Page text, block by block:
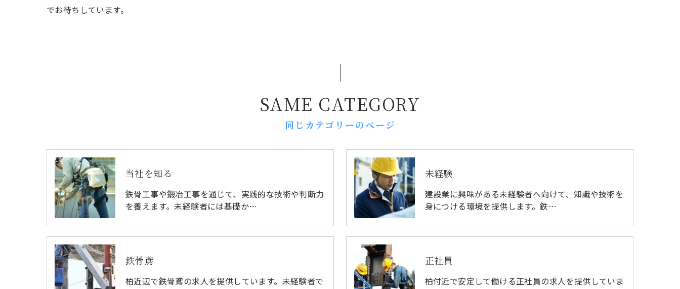
でお待ちしています。
同じカテゴリーのページ
SAME CATEGORY
当社を知る
鉄骨工事や鍛冶工事を通じて、実践的な技術や判断力
を養えます。未経験者には基礎か…
未経験
建設業に興味がある未経験者へ向けて、知識や技術を
身につける環境を提供します。鉄…
鉄骨鳶
柏近辺で鉄骨鳶の求人を提供しています。未経験者で
正社員
柏付近で安定して働ける正社員の求人を提供していま